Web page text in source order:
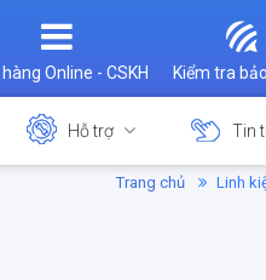
Kiểm tra
Online - CSKH
Hỗ trợ Tin
Trang chủ Linh